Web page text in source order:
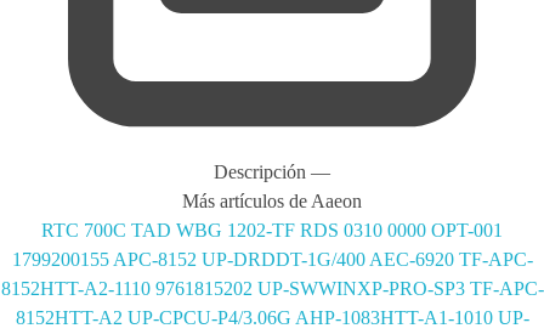
Descripción —
Más artículos de Aaeon
RTC 700C TAD WBG 1202-TF RDS 0310 0000 OPT-001
1799200155 APC-8152 UP-DRDDT-1G/400 AEC-6920 TF-APC-
8152HTT-A2-1110 9761815202 UP-SWWINXP-PRO-SP3 TF-APC-
8152HTT-A2 UP-CPCU-P4/3.06G AHP-1083HTT-A1-1010 UP-